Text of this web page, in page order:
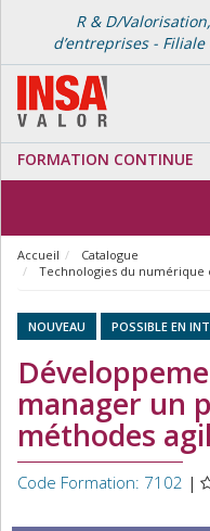
R & D/
d’entreprises - Filiale
FORMATION CONTINUE
Accueil
Catalogue
Technologies du numérique
NOUVEAU POSSIBLE EN
manager un
méthodes
Code Formation: 7102 |